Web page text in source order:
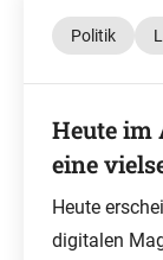
Politik
Heute im
eine
Heute
digitalen